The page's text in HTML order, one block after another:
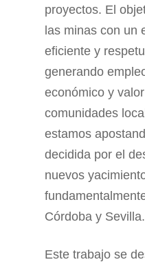
proyectos. El
las minas con un
eficiente y
generando
económico y
comunidades
estamos
decidida por el
nuevos
Córdoba y Sevilla.
Este trabajo se